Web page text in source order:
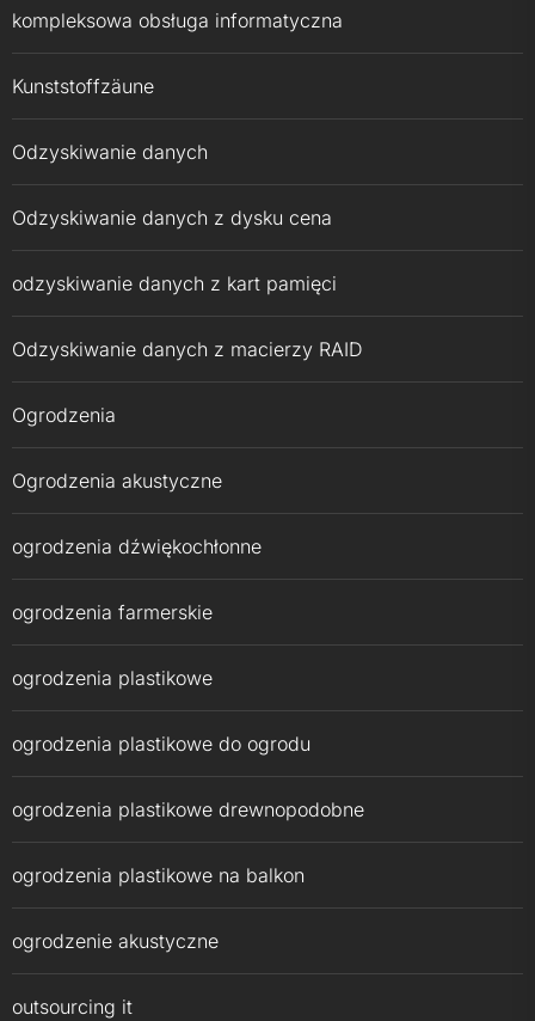
kompleksowa obsługa informatyczna
Kunststoffzäune
Odzyskiwanie danych
Odzyskiwanie danych z dysku cena
odzyskiwanie danych z kart pamięci
Odzyskiwanie danych z macierzy RAID
Ogrodzenia
Ogrodzenia akustyczne
ogrodzenia dźwiękochłonne
ogrodzenia farmerskie
ogrodzenia plastikowe
ogrodzenia plastikowe do ogrodu
ogrodzenia plastikowe drewnopodobne
ogrodzenia plastikowe na balkon
ogrodzenie akustyczne
outsourcing it